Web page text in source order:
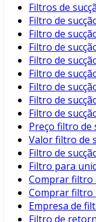
Filtros de
Filtro de
Filtro de
Filtro de
Filtro de
Filtro de
Filtro de
Filtro de
Filtro de
Preço filtro de
Valor filtro de
Filtro de
Filtro para
Comprar filtro
Comprar filtro
Empresa de
Filtro de